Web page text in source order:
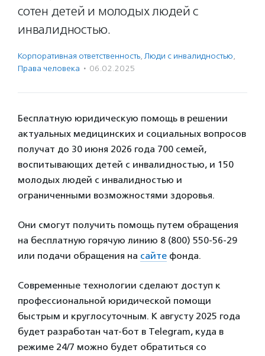
сотен детей и молодых людей с
инвалидностью.
Корпоративная ответственность, Люди с инвалидностью,
Права человека · 06.02.2025
Бесплатную юридическую помощь в решении
актуальных медицинских и социальных вопросов
получат до 30 июня 2026 года 700 семей,
воспитывающих детей с инвалидностью, и 150
молодых людей с инвалидностью и
ограниченными возможностями здоровья.
Они смогут получить помощь путем обращения
на бесплатную горячую линию 8 (800) 550-56-29
или подачи обращения на сайте фонда.
Современные технологии сделают доступ к
профессиональной юридической помощи
быстрым и круглосуточным. К августу 2025 года
будет разработан чат-бот в Telegram, куда в
режиме 24/7 можно будет обратиться со